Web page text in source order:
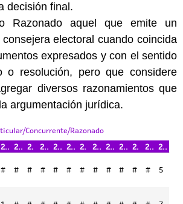
decisión final.
Razonado aquel que emite un
electoral cuando coincida
expresados y con el sentido
o resolución, pero que considere
diversos razonamientos que
argumentación jurídica.